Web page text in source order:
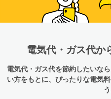
電気代・ガス代か
電気代・ガス代を節約したいな
い方をもとに、ぴったりな電気
う